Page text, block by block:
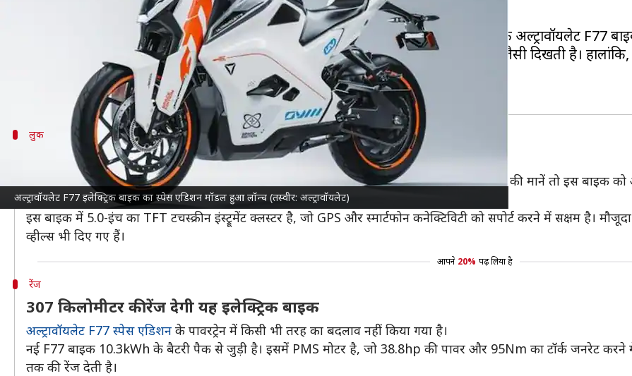
अल्ट्रावॉयलेट F77 इलेक्ट्रिक बाइक का स्पेस एडिशन मॉडल हुआ लॉन्च (तस्वीर: अल्ट्रावॉयलेट)
बेंगलुरू के इलेक्ट्रिक वाहन स्टार्ट-अपअल्ट्रावॉयलेट बाइकने अपनी हाई-परफॉरमेंस इलेक्ट्रिक बाइक अल्ट्रावॉयलेट F77
कंपनी ने इस बाइक को खास 'चंद्रयान-3' के सम्मान में डिजाइन किया है। यह बाइक्स मौजूदा F77 जैसी दिखती है।
जिसे कंपनी ने ऐरोस्पेस-ग्रैड पेंट नाम दिया है।
लुक
अल्ट्रावॉयलेट F77 स्पेस एडिशन का लुक?
अल्ट्रावॉयलेट F77 स्पेस एडिशन के बॉडी पैनल पर ऐरोस्पेस-ग्रैड मैटेरियल का इस्तेमाल किया गया है। कंपनी की मानें तो इस
प्रेरणा लेकर तैयार किया गया है।
इस बाइक में 5.0-इंच का TFT टचस्क्रीन इंस्ट्रूमेंट क्लस्टर है, जो GPS और स्मार्टफोन कनेक्टिविटी को सपोर्ट करने में सक्षम है।
व्हील्स भी दिए गए हैं।
आपने 20% पढ़ लिया है
रेंज
307 किलोमीटर की रेंज देगी यह इलेक्ट्रिक बाइक
अल्ट्रावॉयलेट F77 स्पेस एडिशन के पावरट्रेन में किसी भी तरह का बदलाव नहीं किया गया है।
नई F77 बाइक 10.3kWh के बैटरी पैक से जुड़ी है। इसमें PMS मोटर है, जो 38.8hp की पावर और 95Nm का टॉर्क जनरेट करने
तक की रेंज देती है।